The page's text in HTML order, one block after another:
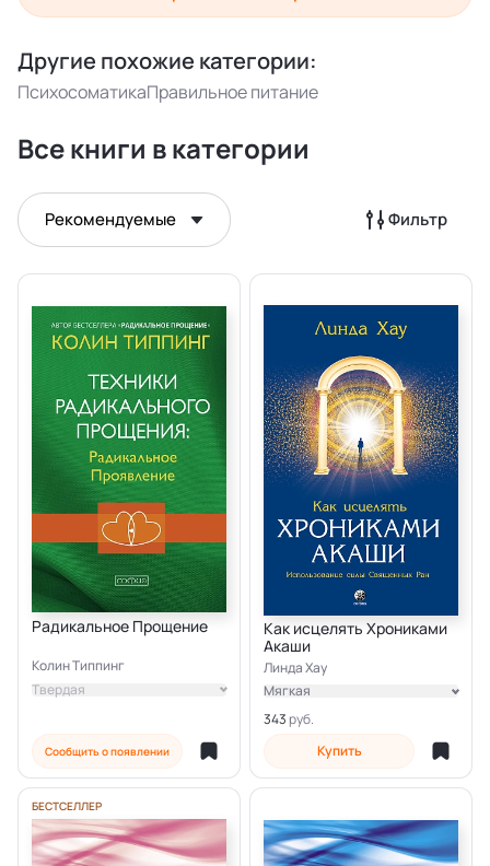
Другие похожие категории:
ПсихосоматикаПравильное питание
Все книги в категории
Рекомендуемые Фильтр
Радикальное Прощение
Колин Типпинг
Твердая
Сообщить о появлении
Как исцелять Хрониками
Акаши
Линда Хау
343
Мягкая
Электронная
Купить
БЕСТСЕЛЛЕР